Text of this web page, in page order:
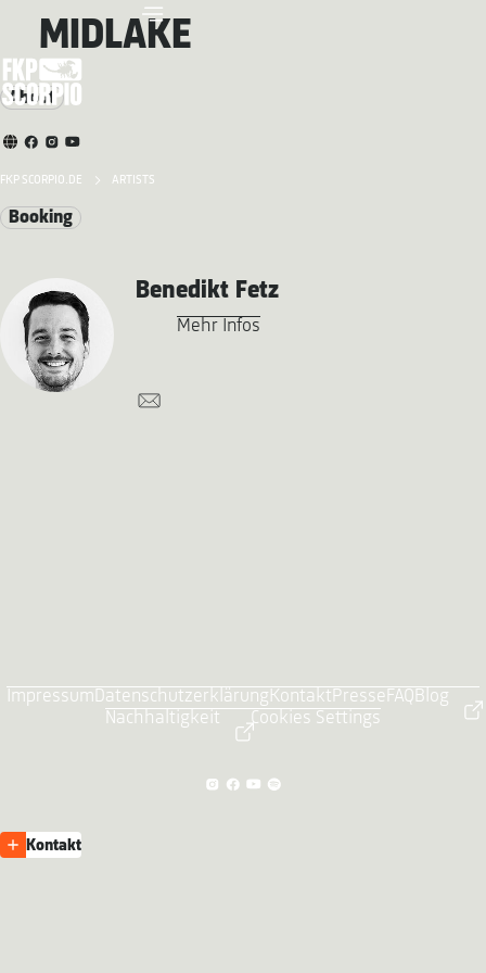
FKP SCORPIO.DE ARTISTS
MIDLAKE
About
Booking
Benedikt Fetz
Mehr Infos
ImpressumDatenschutzerklärungKontaktPresse FAQBlog
Nachhaltigkeit
Cookies Settings
Kontakt